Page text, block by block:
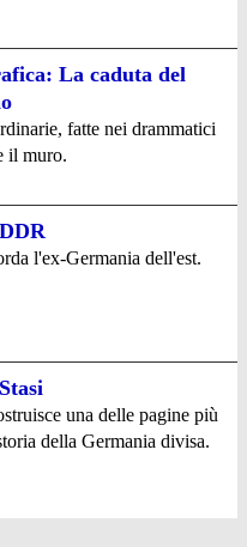
La caduta del
fatte nei drammatici
il muro.
l'ex-Germania dell'est.
una delle pagine più
della Germania divisa.